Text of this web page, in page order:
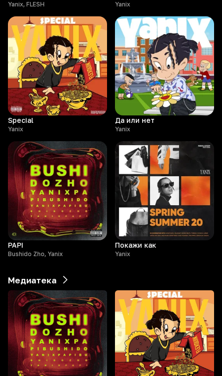
Yanix, FLESH Yanix
Special
Yanix
Да или нет
Yanix
PAPI
Bushido Zho, Yanix
Покажи как
Yanix
Медиатека